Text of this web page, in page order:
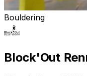
Bouldering
Block'Out